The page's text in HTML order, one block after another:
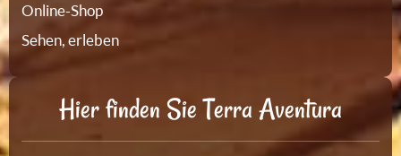
Online-Shop
Sehen, erleben
Hier finden Sie Terra Aventura